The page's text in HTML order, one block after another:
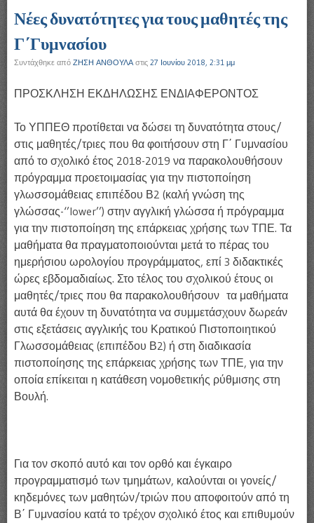
Νέες δυνατότητες για τους μαθητές της
Γ΄Γυμνασίου
Συντάχθηκε από ΖΗΣΗ ΑΝΘΟΥΛΑστις 27 Ιουνίου 2018, 2:31 μμ
ΠΡΟΣΚΛΗΣΗ ΕΚΔΗΛΩΣΗΣ ΕΝΔΙΑΦΕΡΟΝΤΟΣ
Το ΥΠΠΕΘ προτίθεται να δώσει τη δυνατότητα στους/
στις μαθητές/τριες που θα φοιτήσουν στη Γ΄ Γυμνασίου
από το σχολικό έτος 2018-2019 να παρακολουθήσουν
πρόγραμμα προετοιμασίας για την πιστοποίηση
γλωσσομάθειας επιπέδου Β2 (καλή γνώση της
γλώσσας-‘’lower’’) στην αγγλική γλώσσα ή πρόγραμμα
για την πιστοποίηση της επάρκειας χρήσης των ΤΠΕ. Τα
μαθήματα θα πραγματοποιούνται μετά το πέρας του
ημερήσιου ωρολογίου προγράμματος, επί 3 διδακτικές
ώρες εβδομαδιαίως. Στο τέλος του σχολικού έτους οι
μαθητές/τριες που θα παρακολουθήσουν τα μαθήματα
αυτά θα έχουν τη δυνατότητα να συμμετάσχουν δωρεάν
στις εξετάσεις αγγλικής του Κρατικού Πιστοποιητικού
Γλωσσομάθειας (επιπέδου Β2) ή στη διαδικασία
πιστοποίησης της επάρκειας χρήσης των ΤΠΕ, για την
οποία επίκειται η κατάθεση νομοθετικής ρύθμισης στη
Βουλή.
Για τον σκοπό αυτό και τον ορθό και έγκαιρο
προγραμματισμό των τμημάτων, καλούνται οι γονείς/
κηδεμόνες των μαθητών/τριών που αποφοιτούν από τη
Β΄ Γυμνασίου κατά το τρέχον σχολικό έτος και επιθυμούν